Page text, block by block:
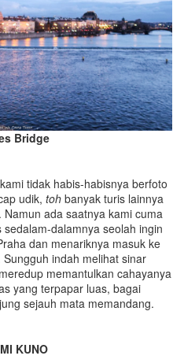
Bridge
tidak habis-habisnya berfoto
udik, toh banyak turis lainnya
ada saatnya kami cuma
dalamnya seolah ingin
dan menariknya masuk ke
indah melihat sinar
memantulkan cahayanya
yang terpapar luas, bagai
sejauh mata memandang.
KUNO